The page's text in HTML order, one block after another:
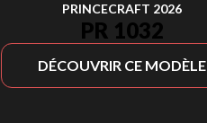
PRINCECRAFT 2026
PR 1032
DÉCOUVRIR CE MODÈLE